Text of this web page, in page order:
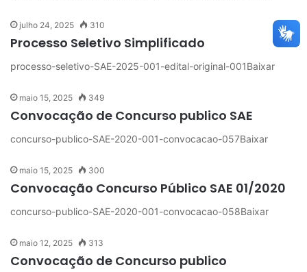
julho 24, 2025 310
Processo Seletivo Simplificado
processo-seletivo-SAE-2025-001-edital-original-001Baixar
maio 15, 2025 349
Convocação de Concurso publico SAE
concurso-publico-SAE-2020-001-convocacao-057Baixar
maio 15, 2025 300
Convocação Concurso Público SAE 01/2020
concurso-publico-SAE-2020-001-convocacao-058Baixar
maio 12, 2025 313
Convocação de Concurso publico